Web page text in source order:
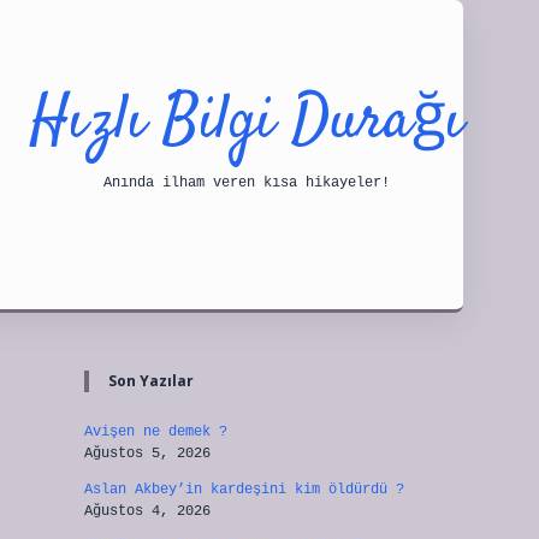
Hızlı Bilgi Durağı
Anında ilham veren kısa hikayeler!
Sidebar
Son Yazılar
Avişen ne demek ?
Ağustos 5, 2026
Aslan Akbey’in kardeşini kim öldürdü ?
Ağustos 4, 2026